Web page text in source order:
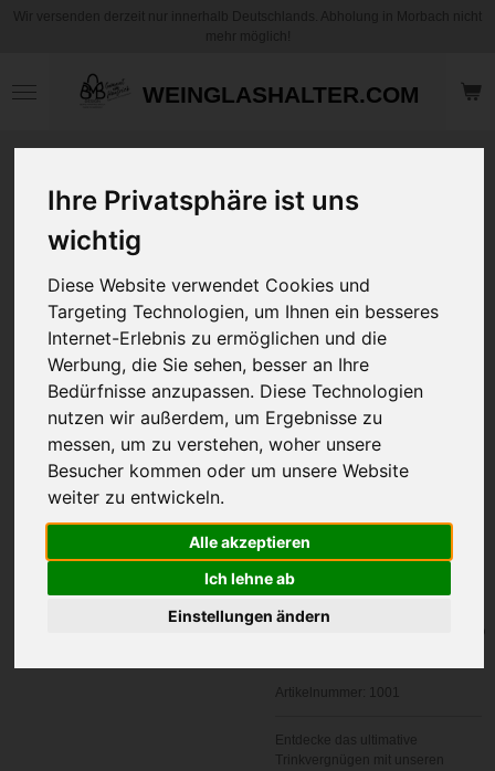
Ihre Privatsphäre ist uns
wichtig
Diese Website verwendet Cookies und
Targeting Technologien, um Ihnen ein besseres
Internet-Erlebnis zu ermöglichen und die
Werbung, die Sie sehen, besser an Ihre
Bedürfnisse anzupassen. Diese Technologien
nutzen wir außerdem, um Ergebnisse zu
messen, um zu verstehen, woher unsere
Besucher kommen oder um unsere Website
weiter zu entwickeln.
Alle akzeptieren
Ich lehne ab
Einstellungen ändern
WEINGLASHALTER.COM
Becher / Tasse
dich zu haben -
Personalisierbar
12,95 €
zzgl. Versandkosten
Art
Artikelnummer:
Entdecke das ultimative
Trinkvergnügen mit unseren